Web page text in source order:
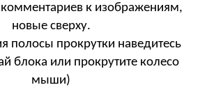
к изображениям,
новые сверху.
полосы прокрутки наведитесь
блока или прокрутите колесо
мыши)